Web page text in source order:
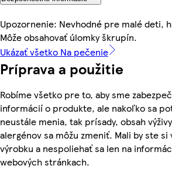
Upozornenie: Nevhodné pre malé deti,
Môže obsahovať úlomky škrupín.
Ukázať všetko Na pečenie
Príprava a použitie
Robíme všetko pre to, aby sme
informácií o produkte, ale nakoľko sa
neustále menia, tak prísady, obsah
alergénov sa môžu zmeniť. Mali by ste
výrobku a nespoliehať sa len na
webových stránkach.